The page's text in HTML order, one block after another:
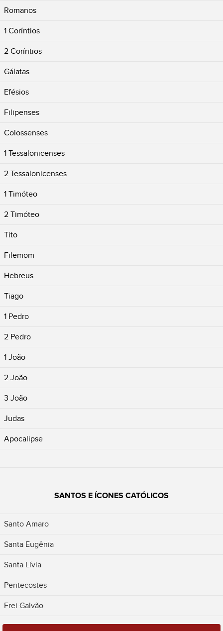
Romanos
1 Coríntios
2 Coríntios
Gálatas
Efésios
Filipenses
Colossenses
1 Tessalonicenses
2 Tessalonicenses
1 Timóteo
2 Timóteo
Tito
Filemom
Hebreus
Tiago
1 Pedro
2 Pedro
1 João
2 João
3 João
Judas
Apocalipse
SANTOS E ÍCONES CATÓLICOS
Santo Amaro
Santa Eugênia
Santa Lívia
Pentecostes
Frei Galvão